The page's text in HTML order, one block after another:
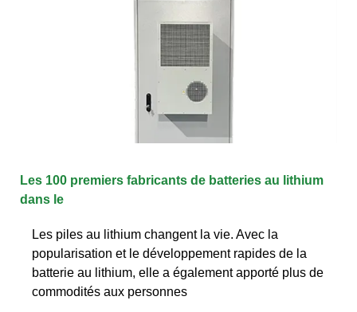
Les 100 premiers fabricants de batteries au lithium
dans le
Les piles au lithium changent la vie. Avec la
popularisation et le développement rapides de la
batterie au lithium, elle a également apporté plus de
commodités aux personnes